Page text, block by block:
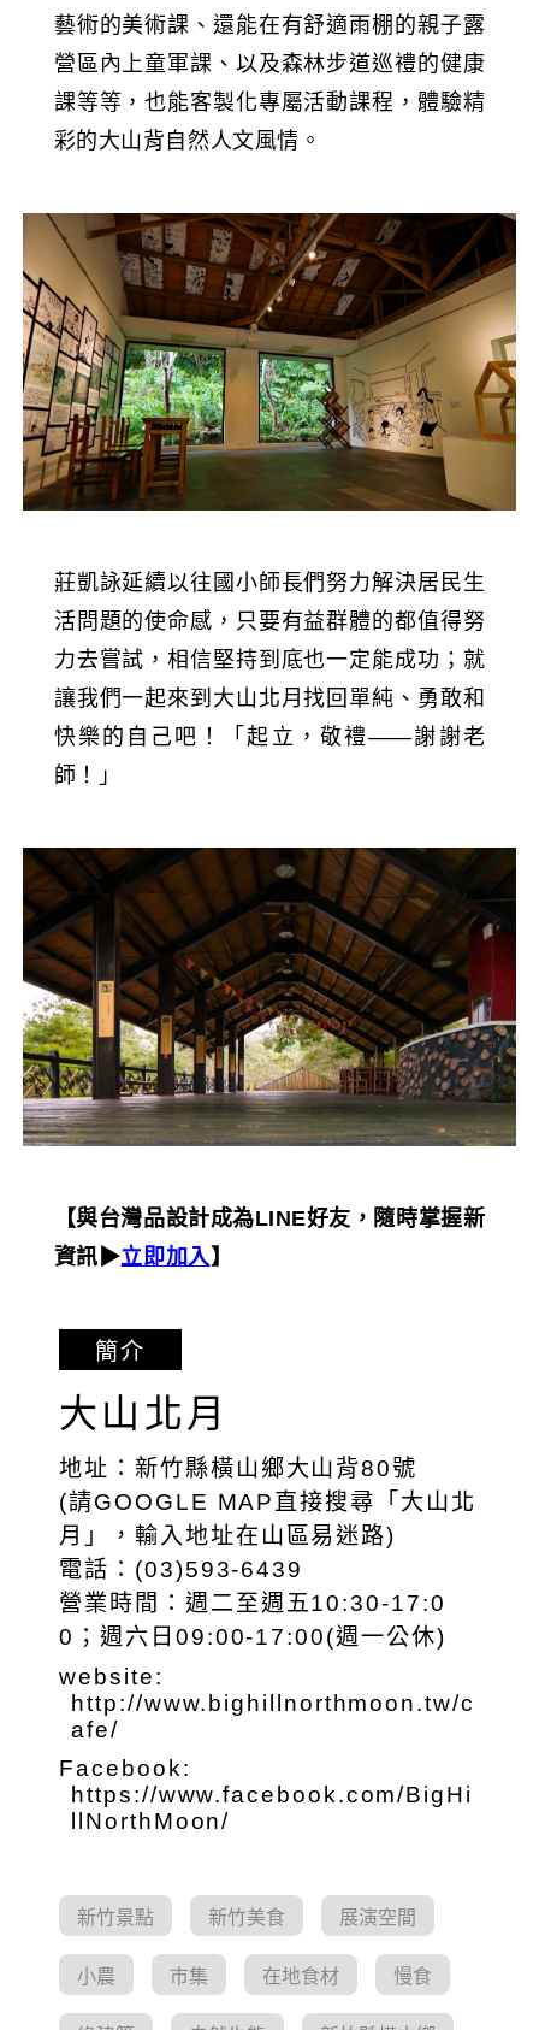
藝術的美術課、還能在有舒適雨棚的親子露
營區內上童軍課、以及森林步道巡禮的健康
課等等，也能客製化專屬活動課程，體驗精
彩的大山背自然人文風情。
莊凱詠延續以往國小師長們努力解決居民生
活問題的使命感，只要有益群體的都值得努
力去嘗試，相信堅持到底也一定能成功；就
讓我們一起來到大山北月找回單純、勇敢和
快樂的自己吧！「起立，敬禮——謝謝老
師！」
【與台灣品設計成為LINE好友，隨時掌握新
資訊▶︎立即加入 】
簡介
大山北月
地址：新竹縣橫山鄉大山背80號
(請GOOGLE MAP直接搜尋「大山北
月」，輸入地址在山區易迷路)
電話：(03)593-6439
營業時間：週二至週五10:30-17:0
0；週六日09:00-17:00(週一公休)
website:
http://www.bighillnorthmoon.tw/c
afe/
Facebook:
https://www.facebook.com/BigHi
llNorthMoon/
新竹景點 新竹美食 展演空間
小農 市集 在地食材 慢食